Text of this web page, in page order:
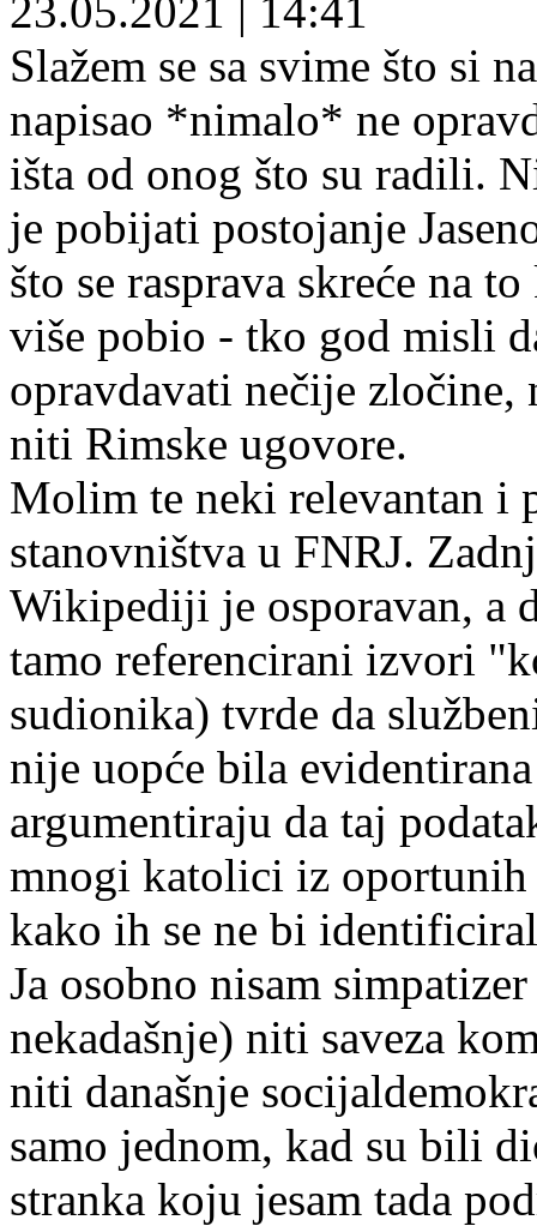
23.05.2021
14:41
Slažem se sa svime što si
napisao *nimalo* ne
išta od onog što su radili.
je pobijati postojanje
što se rasprava skreće na
više pobio - tko god misli
opravdavati nečije zločine,
niti Rimske ugovore.
Molim te neki relevantan i
stanovništva u FNRJ.
Wikipediji je osporavan, a
tamo referencirani izvori
sudionika) tvrde da
nije uopće bila
argumentiraju da taj
mnogi katolici iz oportunih
kako ih se ne bi
Ja osobno nisam
nekadašnje) niti saveza
niti današnje
samo jednom, kad su bili
stranka koju jesam tada